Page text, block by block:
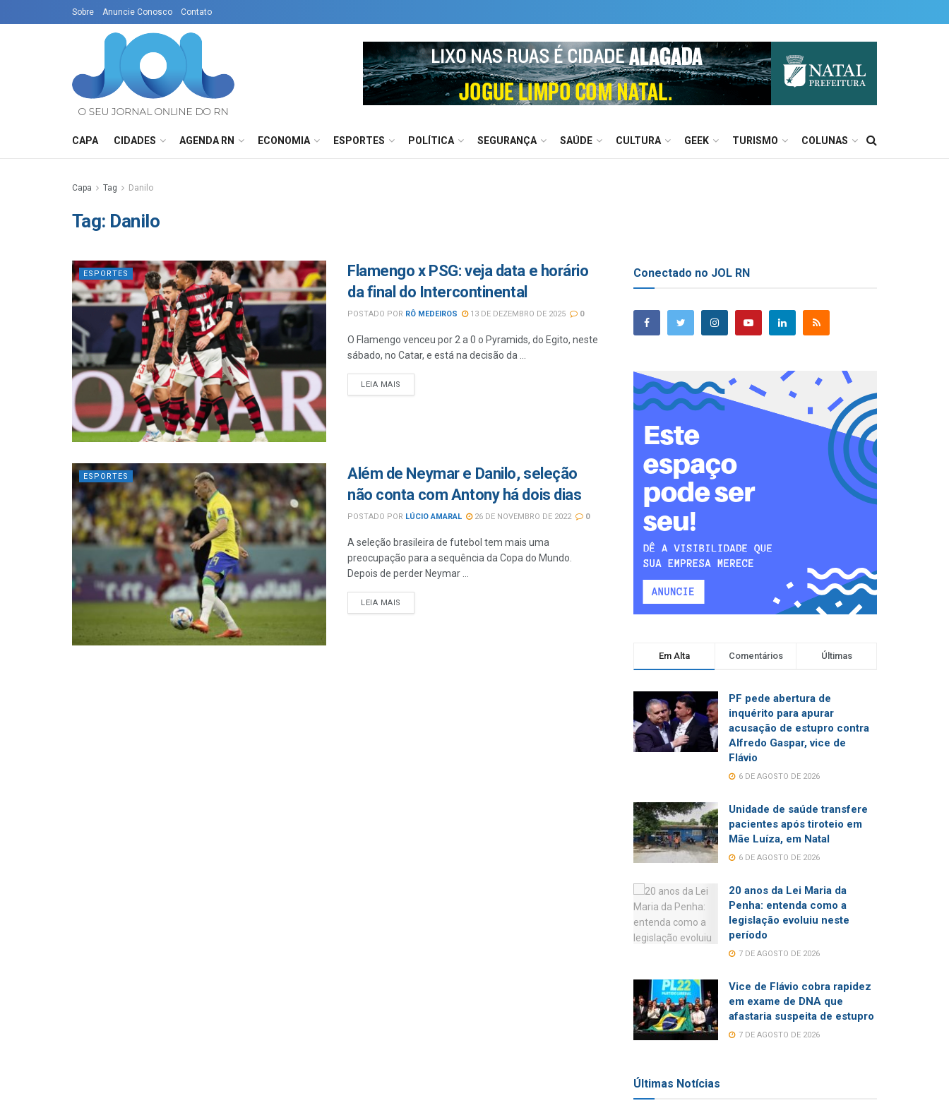
Sobre Anuncie Conosco Contato
CAPA CIDADES AGENDA RN ECONOMIA ESPORTES POLÍTICA SEGURANÇA SAÚDE CULTURA GEEK TURISMO COLUNAS
Capa Tag Danilo
Tag: Danilo
ESPORTES
Flamengo x PSG: veja data e horário
da final do Intercontinental
POSTADO POR RÔ MEDEIROS 13 DE DEZEMBRO DE 2025 0
O Flamengo venceu por 2 a 0 o Pyramids, do Egito, neste
sábado, no Catar, e está na decisão da ...
LEIA MAIS
ESPORTES
Além de Neymar e Danilo, seleção
não conta com Antony há dois dias
POSTADO POR LÚCIO AMARAL 26 DE NOVEMBRO DE 2022 0
A seleção brasileira de futebol tem mais uma
preocupação para a sequência da Copa do Mundo.
Depois de perder Neymar ...
LEIA MAIS
Conectado no JOL RN
Em Alta Comentários Últimas
PF pede abertura de
inquérito para apurar
acusação de estupro contra
Alfredo Gaspar, vice de
Flávio
6 DE AGOSTO DE 2026
Unidade de saúde transfere
pacientes após tiroteio em
Mãe Luíza, em Natal
6 DE AGOSTO DE 2026
20 anos da Lei Maria da
Penha: entenda como a
legislação evoluiu neste
período
7 DE AGOSTO DE 2026
Vice de Flávio cobra rapidez
em exame de DNA que
afastaria suspeita de estupro
7 DE AGOSTO DE 2026
Últimas Notícias